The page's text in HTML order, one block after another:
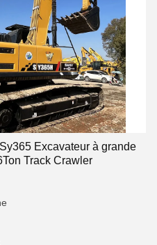
Excavateur à grande
Track Crawler